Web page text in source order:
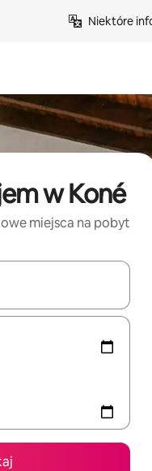
Niektóre
w Koné
miejsca na pobyt
poruszać się po